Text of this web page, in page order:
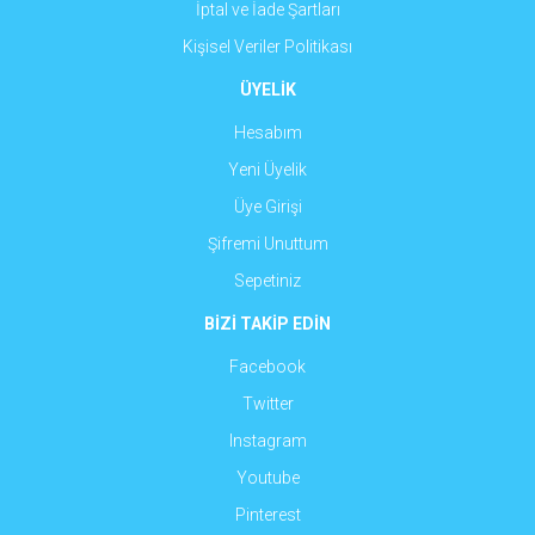
İptal ve İade Şartları
Kişisel Veriler Politikası
ÜYELİK
Hesabım
Yeni Üyelik
Üye Girişi
Şifremi Unuttum
Sepetiniz
BİZİ TAKİP EDİN
Facebook
Twitter
Instagram
Youtube
Pinterest